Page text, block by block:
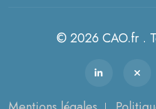
© 2026 CAO.fr .